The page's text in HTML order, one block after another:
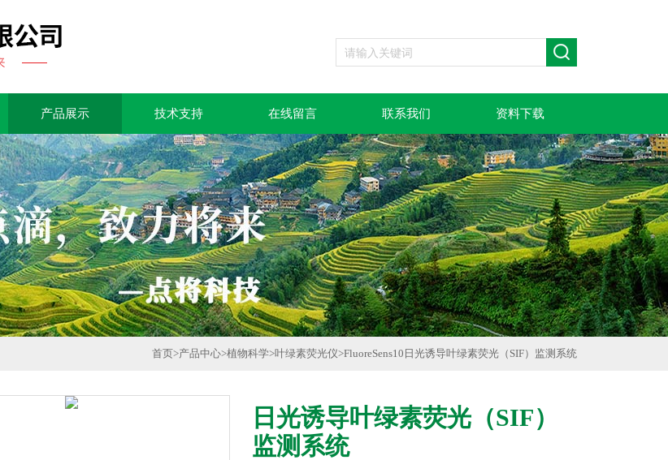
产品展示 技术支持 在线留言 联系我们 资料下载
首页>产品中心>植物科学>叶绿素荧光仪>FluoreSens10日光诱导叶绿素荧光（SIF）监测系统
日光诱导叶绿素荧光（SIF）
监测系统